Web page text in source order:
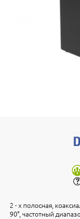
2 - х полосная,
90°, частотный